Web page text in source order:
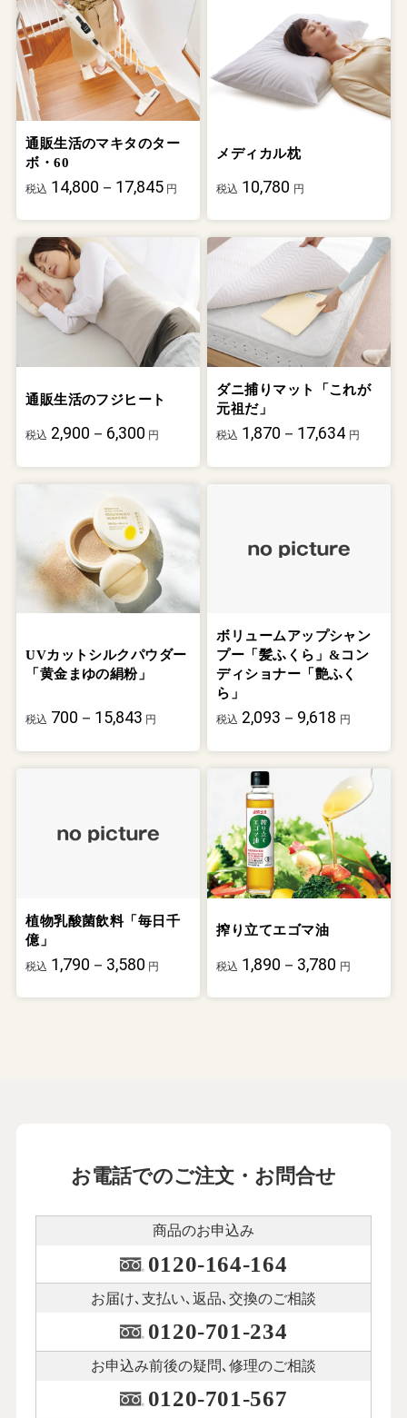
通販生活のマキタのター
ボ・60
税込 14,800－17,845 円
メディカル枕
税込 10,780 円
通販生活のフジヒート
税込 2,900－6,300 円
ダニ捕りマット「これが
元祖だ」
税込 1,870－17,634 円
UVカットシルクパウダー
「黄金まゆの絹粉」
税込 700－15,843 円
ボリュームアップシャン
プー「髪ふくら」&コン
ディショナー「艶ふく
ら」
税込 2,093－9,618 円
植物乳酸菌飲料「毎日千
億」
税込 1,790－3,580 円
搾り立てエゴマ油
税込 1,890－3,780 円
お電話でのご注文・お問合せ
商品のお申込み
0120-164-164
お届け､支払い､ 返品､交換のご相談
0120-701-234
お申込み前後の疑問､修理のご相談
0120-701-567